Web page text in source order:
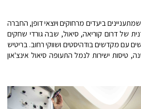
שמתעניינים ביעדים מרחוקים ויוצאי דופן, החברה
של דרום קוריאה, סיאול, שבה גורדי שחקים
עם מקדשים בודהיסטים ושווקי רחוב. בריטיש
טיסות ישירות לנמל התעופה סיאול אינצ'און